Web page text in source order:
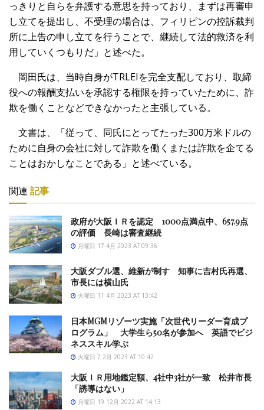
っきりと自らを弁護する意思を持っており、まずは再審申
し立てを提出し、不受理の場合は、フィリピンの控訴裁判
所に上告の申し立てを行うことで、継続して法的救済を利
用していくつもりだ」と述べた。
岡田氏は、当時自身がTRLEIを完全支配しており、取締
役への報酬支払いを承認する権限を持っていたために、詐
欺を働くことなどできなかったと主張している。
文書は、「従って、同氏にとってたった300万米ドルの
ために自身の会社に対して詐欺を働くまたは詐欺を企てる
ことはおかしなことである」と述べている。
関連 記事
政府が大阪ＩＲを認定 1000点満点中、657.9点
の評価 長崎は審査継続
月曜日 17 4月 2023 AT 09:36
大阪ダブル選、維新が制す 知事に吉村氏再選、
市長には横山氏
火曜日 11 4月 2023 AT 13:42
日本MGMリゾーツ実施「次世代リーダー育成プ
ログラム」 大学生ら50名が参加へ 英語でビジ
ネススキル学ぶ
火曜日 7 2月 2023 AT 10:42
大阪ＩＲ用地鑑定額、4社中3社が一致 松井市長
「誘導はない」
月曜日 19 12月 2022 AT 14:13